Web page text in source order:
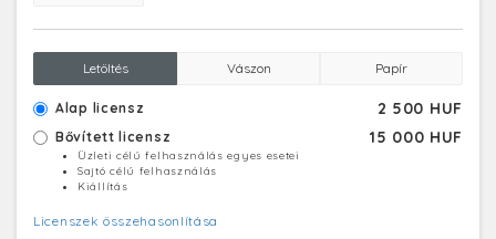
Letöltés Vászon Papír
Alap licensz 2 500 HUF
Bővített licensz 15 000 HUF
Üzleti célú felhasználás egyes esetei
Sajtó célú felhasználás
Kiállítás
Licenszek összehasonlítása